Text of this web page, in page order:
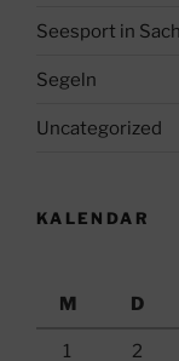
Seesport in
Segeln
Uncategorized
KALENDAR
M
D
1 2